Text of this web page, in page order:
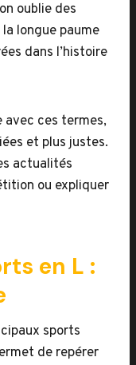
oublie des
longue paume
dans l’histoire
avec ces termes,
et plus justes.
actualités
ou expliquer
en L :
sports
de repérer